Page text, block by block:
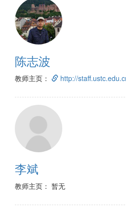
陈志波
教师主页： http://
李斌
教师主页： 暂无